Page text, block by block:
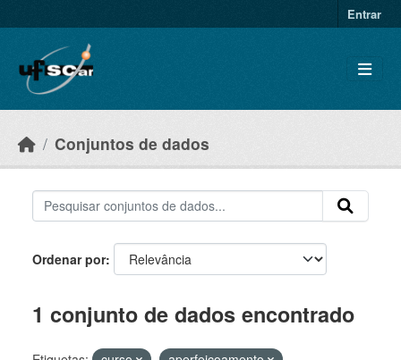
Entrar
Conjuntos de dados
Ordenar por
1 conjunto de dados encontrado